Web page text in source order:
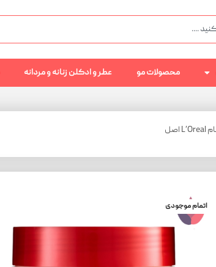
محصولات مو عطر و ادکلن زنانه و مردانه
اتمام موجودی